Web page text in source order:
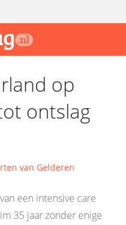
op
ontslag
van Gelderen
een intensive care
35 jaar zonder enige